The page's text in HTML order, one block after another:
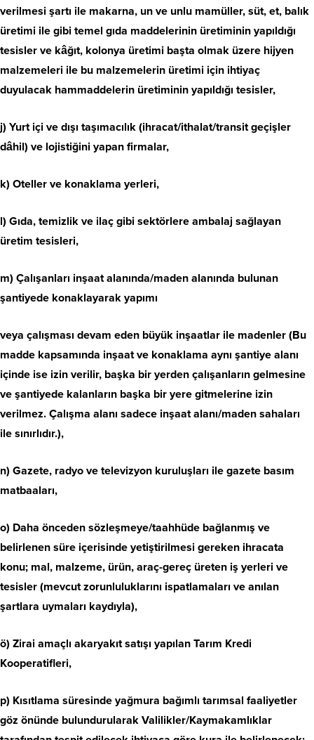
verilmesi şartı ile makarna, un ve unlu mamüller, süt, et, balık
üretimi ile gibi temel gıda maddelerinin üretiminin yapıldığı
tesisler ve kâğıt, kolonya üretimi başta olmak üzere hijyen
malzemeleri ile bu malzemelerin üretimi için ihtiyaç
duyulacak hammaddelerin üretiminin yapıldığı tesisler,
j) Yurt içi ve dışı taşımacılık (ihracat/ithalat/transit geçişler
dâhil) ve lojistiğini yapan firmalar,
k) Oteller ve konaklama yerleri,
l) Gıda, temizlik ve ilaç gibi sektörlere ambalaj sağlayan
üretim tesisleri,
m) Çalışanları inşaat alanında/maden alanında bulunan
şantiyede konaklayarak yapımı
veya çalışması devam eden büyük inşaatlar ile madenler (Bu
madde kapsamında inşaat ve konaklama aynı şantiye alanı
içinde ise izin verilir, başka bir yerden çalışanların gelmesine
ve şantiyede kalanların başka bir yere gitmelerine izin
verilmez. Çalışma alanı sadece inşaat alanı/maden sahaları
ile sınırlıdır.),
n) Gazete, radyo ve televizyon kuruluşları ile gazete basım
matbaaları,
o) Daha önceden sözleşmeye/taahhüde bağlanmış ve
belirlenen süre içerisinde yetiştirilmesi gereken ihracata
konu; mal, malzeme, ürün, araç-gereç üreten iş yerleri ve
tesisler (mevcut zorunluluklarını ispatlamaları ve anılan
şartlara uymaları kaydıyla),
ö) Zirai amaçlı akaryakıt satışı yapılan Tarım Kredi
Kooperatifleri,
p) Kısıtlama süresinde yağmura bağımlı tarımsal faaliyetler
göz önünde bulundurularak Valilikler/Kaymakamlıklar